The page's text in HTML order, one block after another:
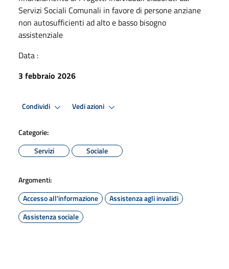
Servizi Sociali Comunali in favore di persone anziane
non autosufficienti ad alto e basso bisogno
assistenziale
Data :
3 febbraio 2026
Condividi Vedi azioni
Categorie:
Servizi
Sociale
Argomenti:
Accesso all'informazione
Assistenza agli invalidi
Assistenza sociale